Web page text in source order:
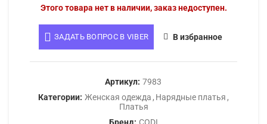
Этого товара нет в наличии, заказ недоступен.
ЗАДАТЬ ВОПРОС В VIBER В избранное
Артикул: 7983
Категории: Женская одежда , Нарядные платья ,
Платья